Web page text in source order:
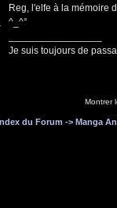
Reg, l'elfe à la mémoire
^_^°
Je suis toujours de
Montrer
du Forum -> Manga